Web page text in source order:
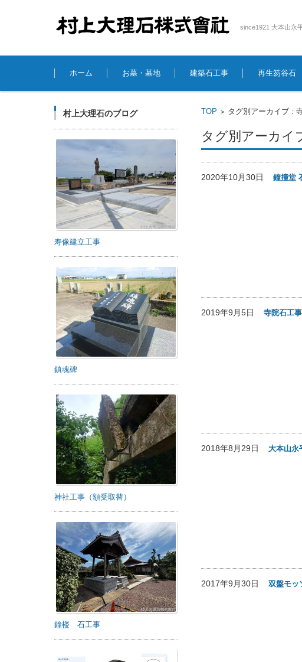
since1921 大本山永
コンテンツに移動
ホーム
お墓・墓地 建築石工事 再生笏谷石
TOP > タグ別アーカイブ :
タグ別アーカイ
2020年10月30日 鐘撞堂
2019年9月5日 寺院石工事
2018年8月29日 大本山
2017年9月30日 双盤モッ
村上大理石のブログ
寿像建立工事
鎮魂碑
神社工事（額受取替）
鐘楼 石工事